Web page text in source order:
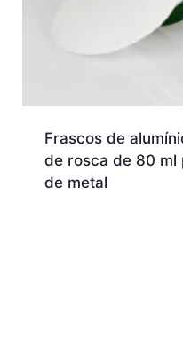
Frascos de
de rosca de 80 ml
de metal